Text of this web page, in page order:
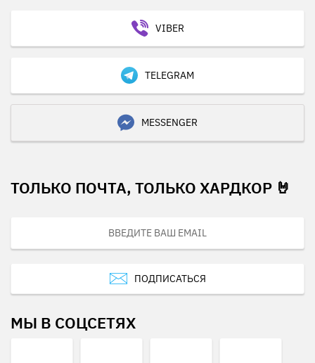
VIBER
TELEGRAM
MESSENGER
ТОЛЬКО ПОЧТА, ТОЛЬКО ХАРДКОР 🤘
ПОДПИСАТЬСЯ
МЫ В СОЦСЕТЯХ